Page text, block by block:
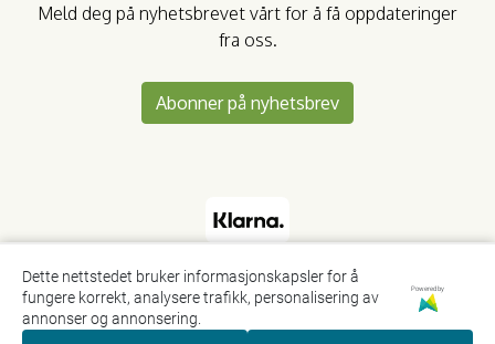
Meld deg på nyhetsbrevet vårt for å få oppdateringer
fra oss.
Abonner på nyhetsbrev
Dette nettstedet bruker informasjonskapsler for å
fungere korrekt, analysere trafikk, personalisering av
annonser og annonsering.
Powered by